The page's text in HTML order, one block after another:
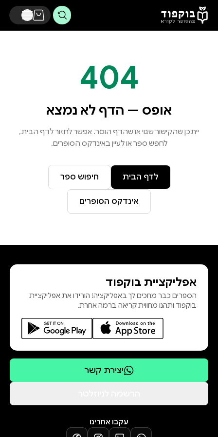
דלג לתוכן הראשי
404
אופס — הדף לא נמצא
ייתכן שהקישור שגוי או שהדף הוסר. אפשר לחזור לדף הבית,
לחפש ספר או לעיין באינדקס הסופרים.
לדף הבית חיפוש ספר
אינדקס הסופרים
אפליקציית בוקפוד
הספרים כבר מחכים לך באפליקציה! הורידו את אפליקציית
בוקפוד ותהנו מחווית קריאה ברמה אחרת.
יצירת קשר
עקבו אחרינו